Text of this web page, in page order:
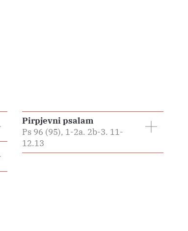
Pirpjevni psalam
Ps 96 (95), 1-2a. 2b-3. 11-
12.13